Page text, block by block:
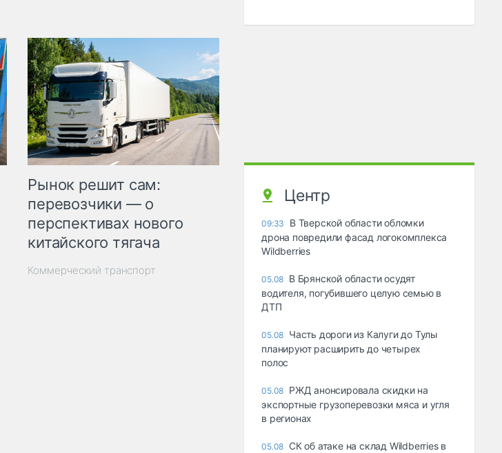
Рынок решит сам:
перевозчики — о
перспективах нового
китайского тягача
Коммерческий транспорт
Центр
09:33
В Тверской области обломки
дрона повредили фасад логокомплекса
Wildberries
05.08 В Брянской области осудят
водителя, погубившего целую семью в
ДТП
05.08 Часть дороги из Калуги до Тулы
планируют расширить до четырех
полос
05.08 РЖД анонсировала скидки на
экспортные грузоперевозки мяса и угля
в регионах
05.08 СК об атаке на склад Wildberries в